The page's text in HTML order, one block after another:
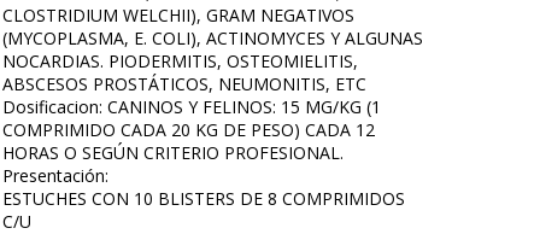
CLOSTRIDIUM WELCHII), GRAM NEGATIVOS
(MYCOPLASMA, E. COLI), ACTINOMYCES Y ALGUNAS
NOCARDIAS. PIODERMITIS, OSTEOMIELITIS,
ABSCESOS PROSTÁTICOS, NEUMONITIS, ETC
Dosificacion: CANINOS Y FELINOS: 15 MG/KG (1
COMPRIMIDO CADA 20 KG DE PESO) CADA 12
HORAS O SEGÚN CRITERIO PROFESIONAL.
Presentación:
ESTUCHES CON 10 BLISTERS DE 8 COMPRIMIDOS
C/U